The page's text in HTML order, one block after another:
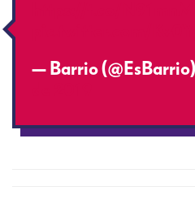
— Barrio (@EsBarrio)